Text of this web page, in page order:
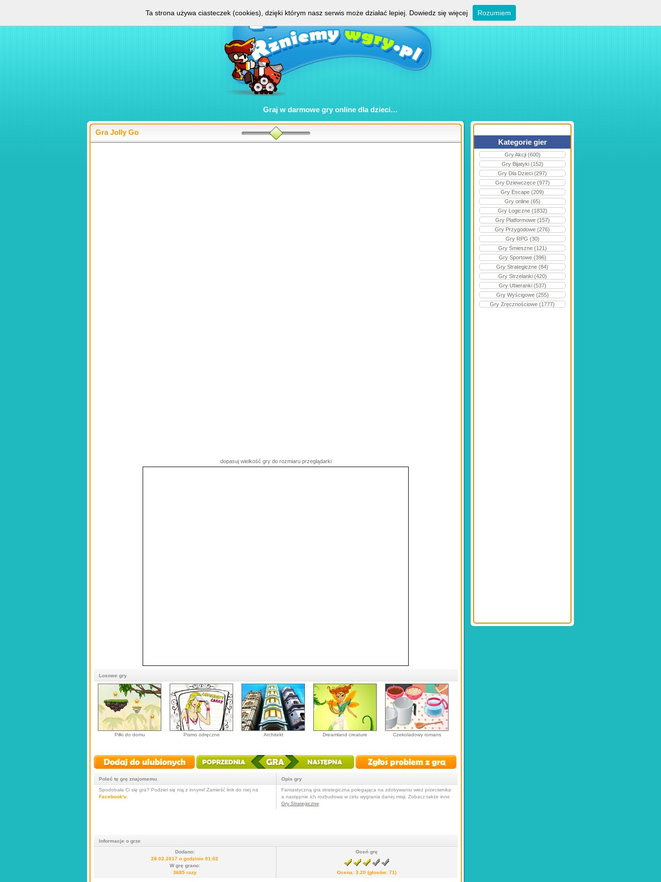
Graj w darmowe gry online dla dzieci…
Gra Jolly Go
dopasuj wielkość gry do rozmiaru przeglądarki
Losowe gry
Piłki do domu Pismo odręczne Architekt Dreamland creature Czekoladowy romans
Poleć tę grę znajomemu
Spodobała Ci się gra? Podziel się nią z innymi! Zamieść link do niej na
Facebook'u:
Opis gry
Fantastyczną gra strategiczna polegająca na zdobywaniu wież przeciwnika
a następnie ich rozbudowa w celu wygrania danej misji. Zobacz także inne
Gry Strategiczne
Informacje o grze
Dodano:
28.02.2017 o godzinie 01:02
W grę grano:
3685 razy
Oceń grę
Ocena: 3.20 (głosów: 71)
Kategorie gier
Gry Akcji (600)
Gry Bijatyki (152)
Gry Dla Dzieci (297)
Gry Dziewczęce (977)
Gry Escape (209)
Gry online (65)
Gry Logiczne (1832)
Gry Platformowe (157)
Gry Przygodowe (276)
Gry RPG (30)
Gry Śmieszne (121)
Gry Sportowe (396)
Gry Strategiczne (84)
Gry Strzelanki (420)
Gry Ubieranki (537)
Gry Wyścigowe (255)
Gry Zręcznościowe (1777)
Ta strona używa ciasteczek (cookies), dzięki którym nasz serwis może działać lepiej. Dowiedz się więcej Rozumiem